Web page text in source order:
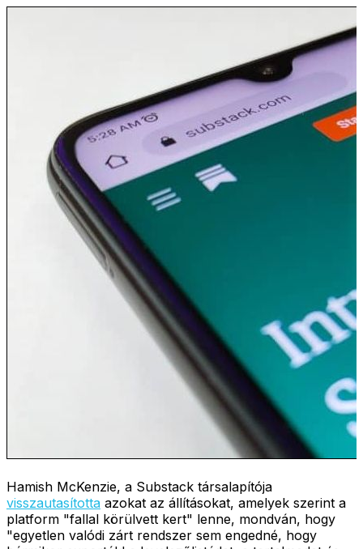
Hamish McKenzie, a Substack társalapítója
visszautasította azokat az állításokat, amelyek szerint a
platform "fallal körülvett kert" lenne, mondván, hogy
"egyetlen valódi zárt rendszer sem engedné, hogy